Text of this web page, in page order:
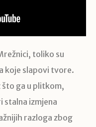
toliko su
koje slapovi tvore.
ga u plitkom,
stalna izmjena
razloga zbog